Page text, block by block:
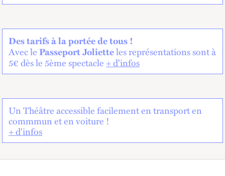
Des tarifs à la portée de tous !
Avec lePasseport Jolietteles représentations sont à
5€ dès le 5ème spectacle + d'infos
Un Théâtre accessible facilement en transport en
commmun et en voiture !
+ d'infos